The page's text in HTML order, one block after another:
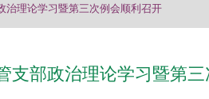
理论学习暨第三次例会顺利召开
部政治理论学习暨第三